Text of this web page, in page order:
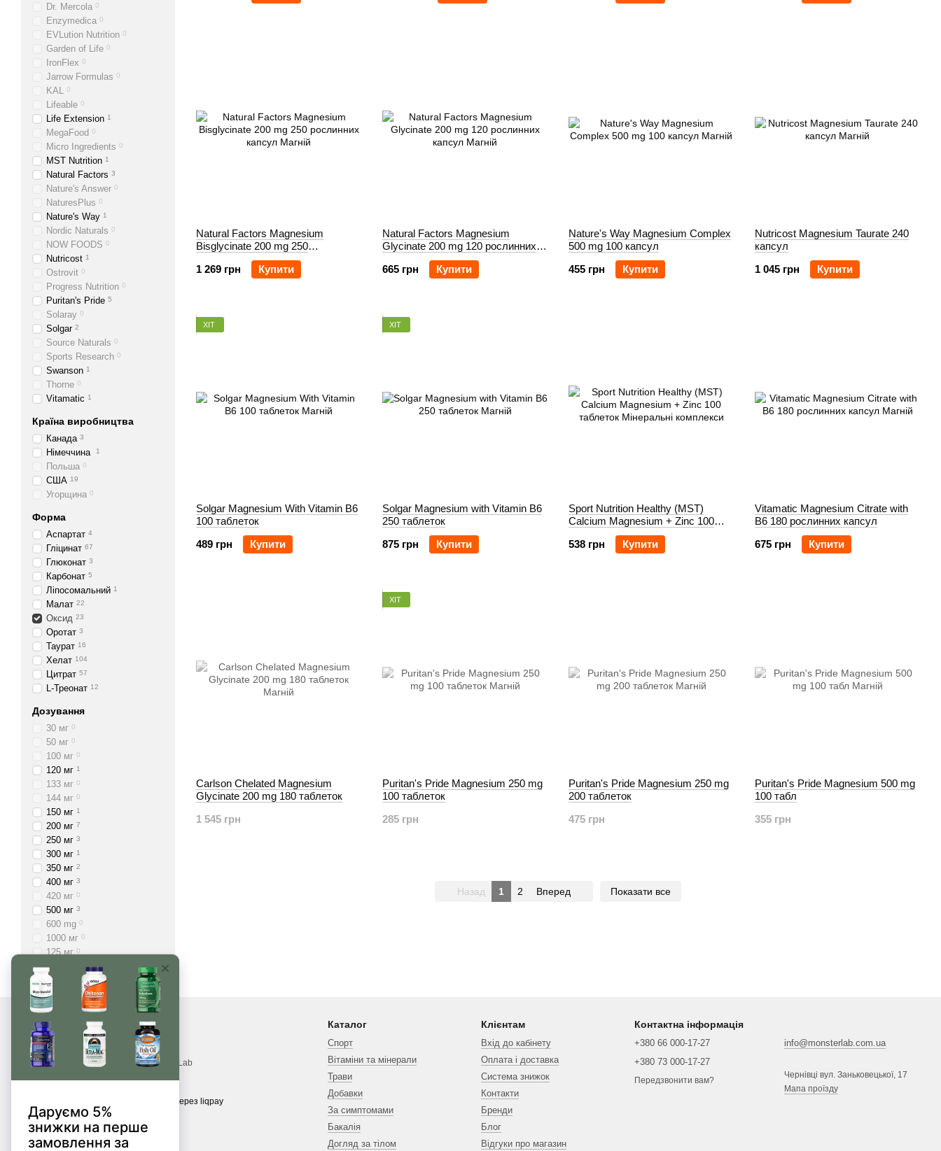
Natural Factors Magnesium
Bisglycinate 200 mg 250
рослинних капсул
1 269 грн
Купити
Natural Factors Magnesium
Glycinate 200 mg 120 рослинних
665 грн
Купити
Nature's Way Magnesium Complex
500 mg 100 капсул
455 грн
Купити
Nutricost Magnesium Taurate 240
капсул
1 045 грн
Купити
ХІТ
Solgar Magnesium With Vitamin B6
100 таблеток
489 грн
Купити
ХІТ
Solgar Magnesium with Vitamin B6
250 таблеток
875 грн
Купити
Sport Nutrition Healthy (MST)
Calcium Magnesium + Zinc 100
538 грн
Купити
Vitamatic Magnesium Citrate with
B6 180 рослинних капсул
675 грн
Купити
Carlson Chelated Magnesium
Glycinate 200 mg 180 таблеток
1 545 грн
ХІТ
Puritan's Pride Magnesium 250 mg
100 таблеток
285 грн
Puritan's Pride Magnesium 250 mg
200 таблеток
475 грн
Puritan's Pride Magnesium 500 mg
100 табл
355 грн
Назад 1 2 Вперед Показати все
Dr. Mercola 0
Enzymedica 0
EVLution Nutrition 0
Garden of Life 0
IronFlex 0
Jarrow Formulas 0
KAL 0
Lifeable 0
Life Extension 1
MegaFood 0
Micro Ingredients 0
MST Nutrition 1
Natural Factors 3
Nature's Answer 0
NaturesPlus 0
Nature's Way 1
Nordic Naturals 0
NOW FOODS 0
Nutricost 1
Ostrovit 0
Progress Nutrition 0
Puritan's Pride 5
Solaray 0
Solgar 2
Source Naturals 0
Sports Research 0
Swanson 1
Thorne 0
Vitamatic 1
Країна виробництва
Канада 3
Німеччина 1
Польша 0
США 19
Угорщина 0
Форма
Аспартат 4
Гліцинат 67
Глюконат 3
Карбонат 5
Ліпосомальний 1
Малат 22
Оксид 23
Оротат 3
Таурат 16
Хелат 104
Цитрат 57
L-Треонат 12
Дозування
30 мг 0
50 мг 0
100 мг 0
120 мг 1
133 мг 0
144 мг 0
150 мг 1
200 мг 7
250 мг 3
300 мг 1
350 мг 2
400 мг 3
420 мг 0
500 мг 3
600 mg 0
1000 мг 0
125 мг 0
© 2017—2026
Вітаміни, БАДи, добавки, трави MonsterLab
Мобільна версія
Каталог
Спорт
Вітаміни та мінерали
Трави
Добавки
За симптомами
Бакалія
Догляд за тілом
Клієнтам
Вхід до кабінету
Оплата і доставка
Система знижок
Контакти
Бренди
Блог
Відгуки про магазин
Контактна інформація
+380 66 000-17-27
+380 73 000-17-27
Передзвонити вам?
info@monsterlab.com.ua
Чернівці вул. Заньковецької, 17
Мапа проїзду